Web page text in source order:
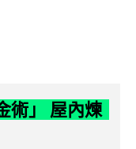
術」 屋內煉